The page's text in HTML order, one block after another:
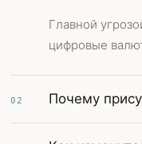
Главной
цифровые
02 Почему